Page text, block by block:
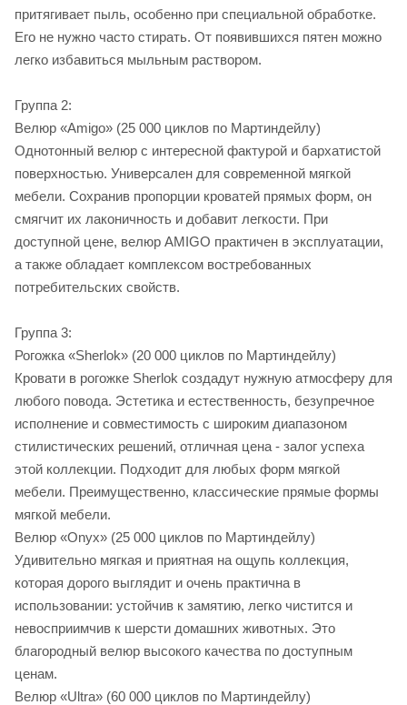
притягивает пыль, особенно при специальной обработке.
Его не нужно часто стирать. От появившихся пятен можно
легко избавиться мыльным раствором.
Группа 2:
Велюр «Amigo» (25 000 циклов по Мартиндейлу)
Однотонный велюр с интересной фактурой и бархатистой
поверхностью. Универсален для современной мягкой
мебели. Сохранив пропорции кроватей прямых форм, он
смягчит их лаконичность и добавит легкости. При
доступной цене, велюр AMIGO практичен в эксплуатации,
а также обладает комплексом востребованных
потребительских свойств.
Группа 3:
Рогожка «Sherlok» (20 000 циклов по Мартиндейлу)
Кровати в рогожке Sherlok создадут нужную атмосферу для
любого повода. Эстетика и естественность, безупречное
исполнение и совместимость с широким диапазоном
стилистических решений, отличная цена - залог успеха
этой коллекции. Подходит для любых форм мягкой
мебели. Преимущественно, классические прямые формы
мягкой мебели.
Велюр «Onyx» (25 000 циклов по Мартиндейлу)
Удивительно мягкая и приятная на ощупь коллекция,
которая дорого выглядит и очень практична в
использовании: устойчив к замятию, легко чистится и
невосприимчив к шерсти домашних животных. Это
благородный велюр высокого качества по доступным
ценам.
Велюр «Ultra» (60 000 циклов по Мартиндейлу)